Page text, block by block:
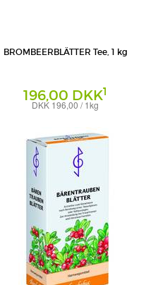
BROMBEERBLÄTTER Tee, 1 kg
196,00 DKK1
DKK 196,00 / 1kg